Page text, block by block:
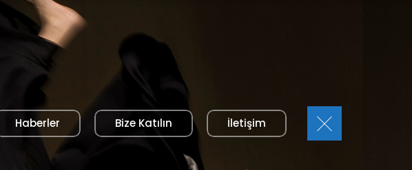
Haberler Bize Katılın İletişim